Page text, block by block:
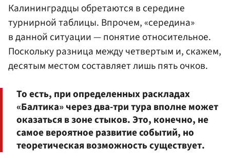
Калининградцы обретаются в середине
турнирной таблицы. Впрочем, «середина»
в данной ситуации — понятие относительное.
Поскольку разница между четвертым и, скажем,
десятым местом составляет лишь пять очков.
То есть, при определенных раскладах
«Балтика» через два-три тура вполне может
оказаться в зоне стыков. Это, конечно, не
самое вероятное развитие событий, но
теоретическая возможность существует.